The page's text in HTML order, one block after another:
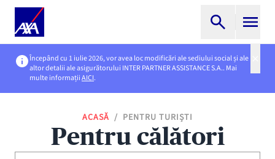
Începând cu 1 iulie 2026, vor avea loc modificări ale sediului social și ale
altor detalii ale asigurătorului INTER PARTNER ASSISTANCE S.A.. Mai
multe informațiiAICI.
ACASĂ / PENTRU TURIȘTI
Pentru călători